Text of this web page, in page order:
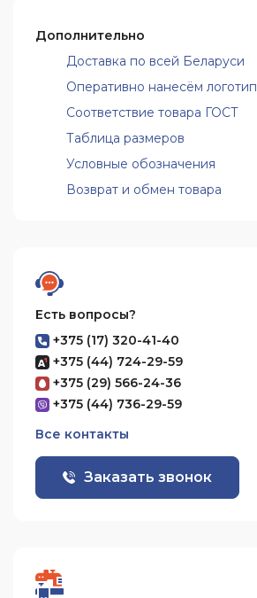
Дополнительно
Доставка по всей Беларуси
Оперативно нанесём логотип
Соответствие товара ГОСТ
Таблица размеров
Условные обозначения
Возврат и обмен товара
Есть вопросы?
+375 (17) 320-41-40
+375 (44) 724-29-59
+375 (29) 566-24-36
+375 (44) 736-29-59
Все контакты
Заказать звонок